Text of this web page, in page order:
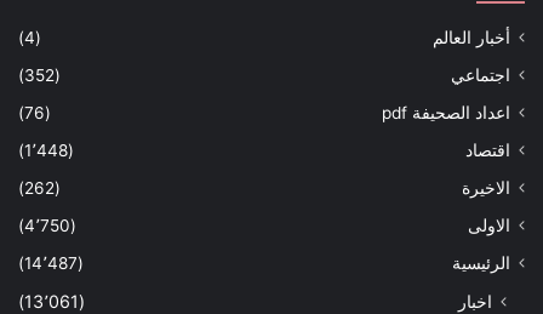
أخبار العالم
(4)
اجتماعي
(352)
اعداد الصحيفة pdf
(76)
اقتصاد
(1٬448)
الاخيرة
(262)
الاولى
(4٬750)
الرئيسية
(14٬487)
اخبار (13٬061)